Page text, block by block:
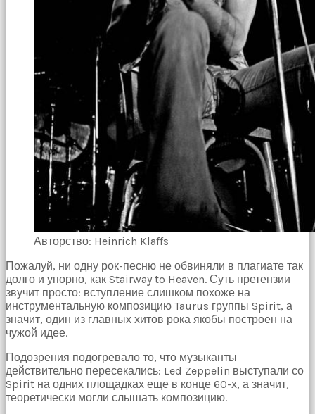
Авторство: Heinrich Klaffs
Пожалуй, ни одну рок-песню не обвиняли в плагиате так
долго и упорно, как Stairway to Heaven. Суть претензии
звучит просто: вступление слишком похоже на
инструментальную композицию Taurus группы Spirit, а
значит, один из главных хитов рока якобы построен на
чужой идее.
Подозрения подогревало то, что музыканты
действительно пересекались: Led Zeppelin выступали со
Spirit на одних площадках еще в конце 60-х, а значит,
теоретически могли слышать композицию.